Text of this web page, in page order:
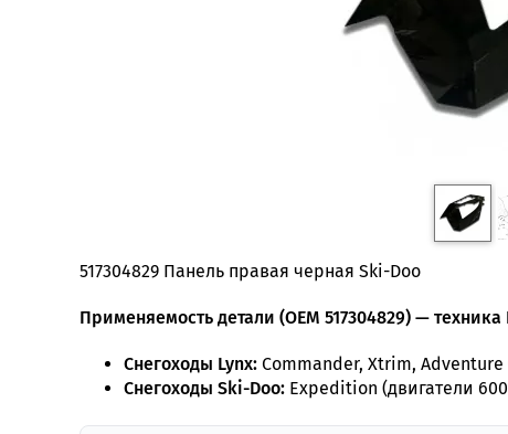
517304829 Панель правая черная Ski-Doo
Применяемость детали (OEM 517304829) — техника
Снегоходы Lynx: Commander, Xtrim, Adventure
Снегоходы Ski-Doo: Expedition (двигатели